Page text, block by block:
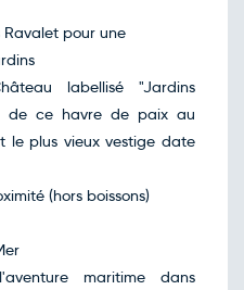
pour une
labellisé "Jardins
de ce havre de paix au
le plus vieux vestige date
(hors boissons)
maritime dans